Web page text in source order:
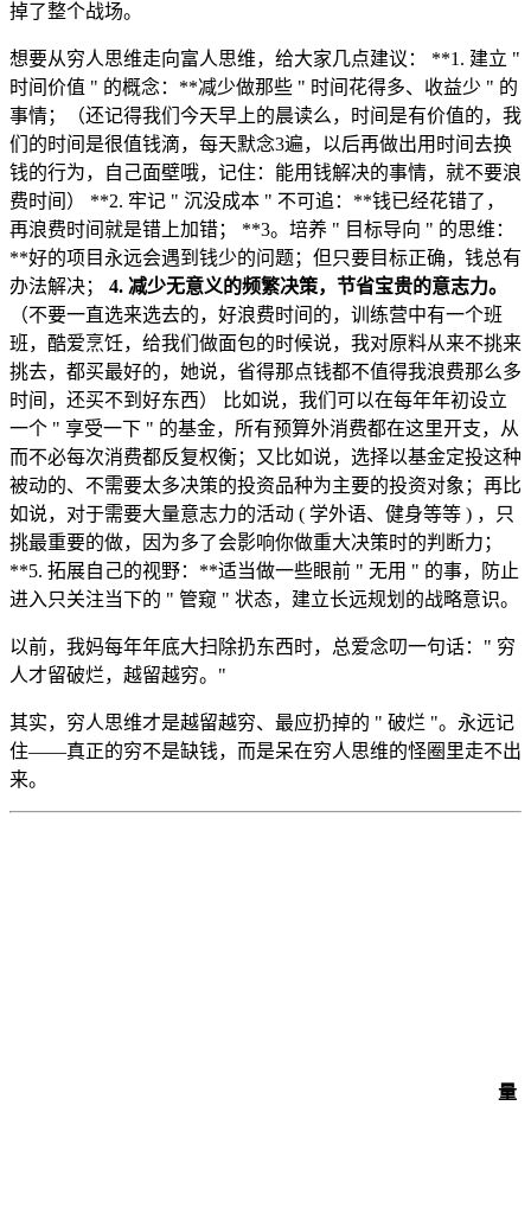
掉了整个战场。
想要从穷人思维走向富人思维，给大家几点建议： **1. 建立 "
时间价值 " 的概念：**减少做那些 " 时间花得多、收益少 " 的
事情；（还记得我们今天早上的晨读么，时间是有价值的，我
们的时间是很值钱滴，每天默念3遍，以后再做出用时间去换
钱的行为，自己面壁哦，记住：能用钱解决的事情，就不要浪
费时间） **2. 牢记 " 沉没成本 " 不可追：**钱已经花错了，
再浪费时间就是错上加错； **3。培养 " 目标导向 " 的思维：
**好的项目永远会遇到钱少的问题；但只要目标正确，钱总有
办法解决； 4. 减少无意义的频繁决策，节省宝贵的意志力。
（不要一直选来选去的，好浪费时间的，训练营中有一个班
班，酷爱烹饪，给我们做面包的时候说，我对原料从来不挑来
挑去，都买最好的，她说，省得那点钱都不值得我浪费那么多
时间，还买不到好东西） 比如说，我们可以在每年年初设立
一个 " 享受一下 " 的基金，所有预算外消费都在这里开支，从
而不必每次消费都反复权衡；又比如说，选择以基金定投这种
被动的、不需要太多决策的投资品种为主要的投资对象；再比
如说，对于需要大量意志力的活动 ( 学外语、健身等等 ) ，只
挑最重要的做，因为多了会影响你做重大决策时的判断力；
**5. 拓展自己的视野：**适当做一些眼前 " 无用 " 的事，防止
进入只关注当下的 " 管窥 " 状态，建立长远规划的战略意识。
以前，我妈每年年底大扫除扔东西时，总爱念叨一句话：" 穷
人才留破烂，越留越穷。"
其实，穷人思维才是越留越穷、最应扔掉的 " 破烂 "。永远记
住——真正的穷不是缺钱，而是呆在穷人思维的怪圈里走不出
来。
量